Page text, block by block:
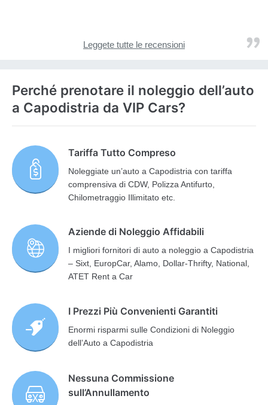
Leggete tutte le recensioni
Perché prenotare il noleggio dell’auto
a Capodistria da VIP Cars?
Tariffa Tutto Compreso
Noleggiate un’auto a Capodistria con tariffa
comprensiva di CDW, Polizza Antifurto,
Chilometraggio Illimitato etc.
Aziende di Noleggio Affidabili
I migliori fornitori di auto a noleggio a Capodistria
– Sixt, EuropCar, Alamo, Dollar-Thrifty, National,
ATET Rent a Car
I Prezzi Più Convenienti Garantiti
Enormi risparmi sulle Condizioni di Noleggio
dell’Auto a Capodistria
Nessuna Commissione
sull’Annullamento